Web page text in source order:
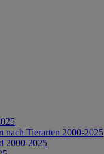
nach Tierarten 2000-2025
2000-2025